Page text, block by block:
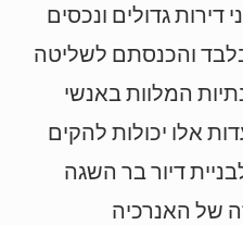
דירות גדולים ונכסים
והכנסתם לשליטה
המלוות באנשי
אלו יכולות להקים
דיור בר השגה
של האנרכיה